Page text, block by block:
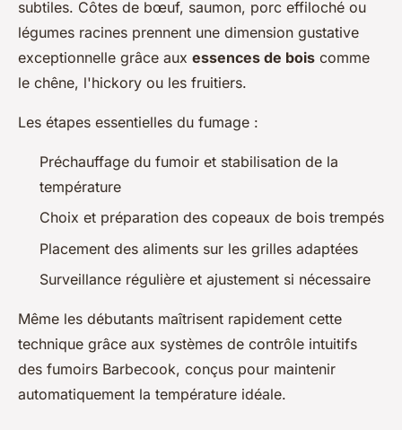
subtiles. Côtes de bœuf, saumon, porc effiloché ou
légumes racines prennent une dimension gustative
exceptionnelle grâce aux essences de bois comme
le chêne, l'hickory ou les fruitiers.
Les étapes essentielles du fumage :
Préchauffage du fumoir et stabilisation de la
température
Choix et préparation des copeaux de bois trempés
Placement des aliments sur les grilles adaptées
Surveillance régulière et ajustement si nécessaire
Même les débutants maîtrisent rapidement cette
technique grâce aux systèmes de contrôle intuitifs
des fumoirs Barbecook, conçus pour maintenir
automatiquement la température idéale.